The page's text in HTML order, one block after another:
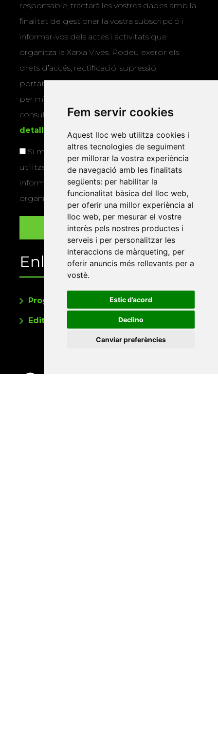
Fem servir cookies
Aquest lloc web utilitza cookies i
altres tecnologies de seguiment
per millorar la vostra experiència
de navegació amb les finalitats
següents: per habilitar la
funcionalitat bàsica del lloc web,
per oferir una millor experiència al
lloc web, per mesurar el vostre
interès pels nostres productes i
serveis i per personalitzar les
interaccions de màrqueting, per
oferir anuncis més rellevants per a
vostè.
Estic d’acord
Declino
Canviar preferències
responsable, tractarà les vostres dades amb la
finalitat de gestionar la vostra subscripció i
informar-vos dels actes i activitats que
organitza la Xarxa Vives. Podeu exercir els
drets d’accés, rectificació, supressió,
portabilitat, limitació o oposició al tractament
per mitjans físics o electrònics. Podeu
consultar la
informació addicional i
detallada sobre protecció de dades .
Si marqueu aquesta casella, consentiu que
utilitzem les vostres dades per a enviar-vos
informació sobre els actes i activitats que
organitza la Xarxa Vives.
Enllaços
Programa de publicacions
Editorials universitàries a Twitter